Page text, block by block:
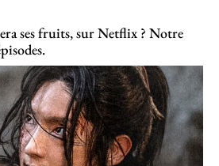
ses fruits, sur Netflix ? Notre